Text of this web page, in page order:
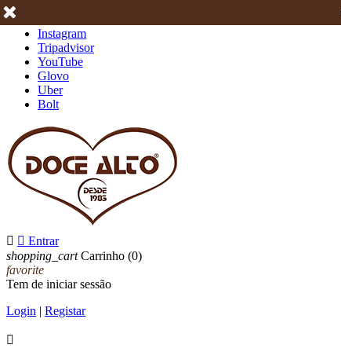
Instagram
Tripadvisor
YouTube
Glovo
Uber
Bolt
  Entrar
shopping_cart Carrinho (0)
favorite
Tem de iniciar sessão
Login | Registar
